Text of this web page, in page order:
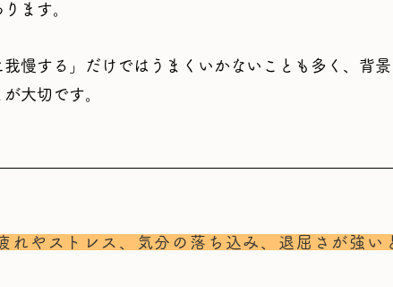
ます。
慢する」だけではうまくいかないことも多く、背
大切です。
れやストレス、気分の落ち込み、退屈さが強い